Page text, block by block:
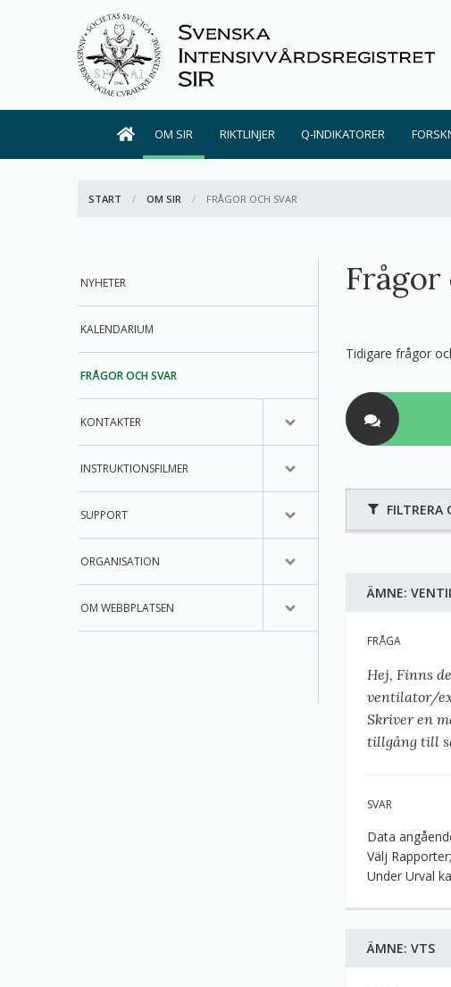
OM SIR RIKTLINJER Q-INDIKATORER
START OM SIR AKTIV:
FRÅGOR OCH SVAR
NYHETER
KALENDARIUM
FRÅGOR OCH SVAR
KONTAKTER
INSTRUKTIONSFILMER
SUPPORT
ORGANISATION
OM WEBBPLATSEN
Tidigare frågor
FILTRERA
ÄMNE:
FRÅGA
Hej, Finns
ventilator/
Skriver en
tillgång till
SVAR
Data
Välj
Under Urval
ÄMNE: VTS